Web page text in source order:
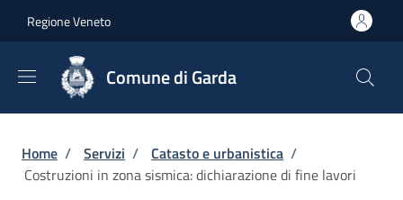
Regione Veneto
Comune di Garda
Briciole di pane
Home / Servizi / Catasto e urbanistica /
Costruzioni in zona sismica: dichiarazione di fine lavori